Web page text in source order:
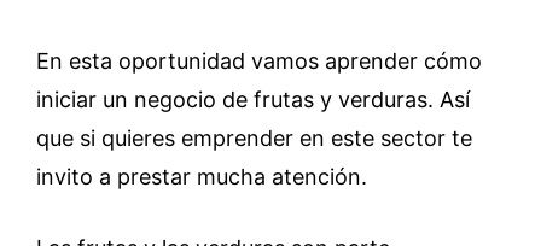
En esta oportunidad vamos aprender cómo
iniciar un negocio de frutas y verduras. Así
que si quieres emprender en este sector te
invito a prestar mucha atención.